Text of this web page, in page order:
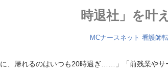
時退社」を叶
MCナースネット 看護師
に、帰れるのはいつも20時過ぎ……」「前残業や